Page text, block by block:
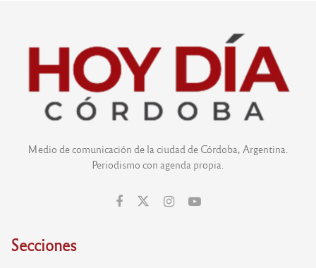
Medio de comunicación de la ciudad de Córdoba, Argentina.
Periodismo con agenda propia.
Secciones